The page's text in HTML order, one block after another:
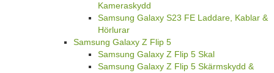
Kameraskydd
Samsung Galaxy S23 FE Laddare, Kablar &
Hörlurar
Samsung Galaxy Z Flip 5
Samsung Galaxy Z Flip 5 Skal
Samsung Galaxy Z Flip 5 Skärmskydd &